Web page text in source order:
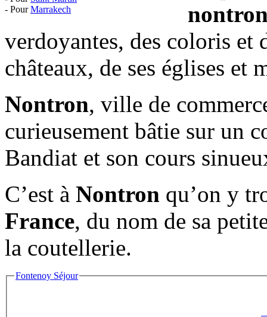
- PourMarrakech
verdoyantes, des coloris et
châteaux, de ses églises et
Nontron, ville de
curieusement bâtie sur un
Bandiat et son cours
C’est à Nontron qu’on y
France, du nom de sa
la coutellerie.
Fontenoy Séjour